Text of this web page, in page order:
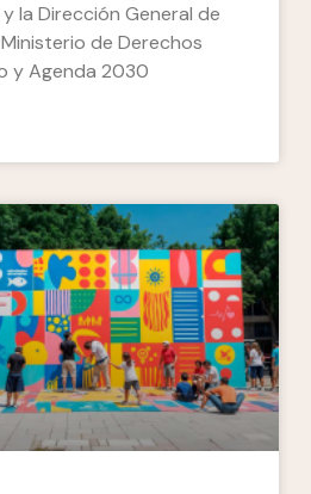
y la Dirección General de
de Derechos
y Agenda 2030